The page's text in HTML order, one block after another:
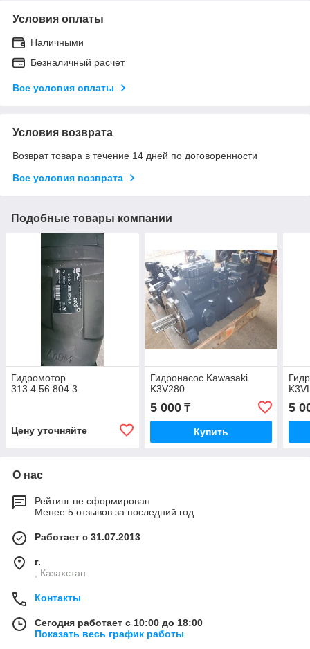
Условия оплаты
Наличными
Безналичный расчет
Все условия оплаты
Условия возврата
Возврат товара в течение 14 дней по договоренности
Все условия возврата
Подобные товары компании
Гидромотор
313.4.56.804.3.
Цену уточняйте
Гидронасос Kawasaki
K3V280
5 000₸
Купить
5
О нас
Рейтинг не сформирован
Менее 5 отзывов за последний год
Работает с 31.07.2013
г.
, Казахстан
Контакты
Сегодня работает с 10:00 до 18:00
Показать весь график работы